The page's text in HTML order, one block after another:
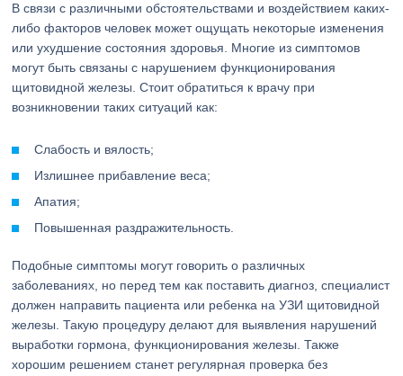
В связи с различными обстоятельствами и воздействием каких-
либо факторов человек может ощущать некоторые изменения
или ухудшение состояния здоровья. Многие из симптомов
могут быть связаны с нарушением функционирования
щитовидной железы. Стоит обратиться к врачу при
возникновении таких ситуаций как:
Слабость и вялость;
Излишнее прибавление веса;
Апатия;
Повышенная раздражительность.
Подобные симптомы могут говорить о различных
заболеваниях, но перед тем как поставить диагноз, специалист
должен направить пациента или ребенка на УЗИ щитовидной
железы. Такую процедуру делают для выявления нарушений
выработки гормона, функционирования железы. Также
хорошим решением станет регулярная проверка без